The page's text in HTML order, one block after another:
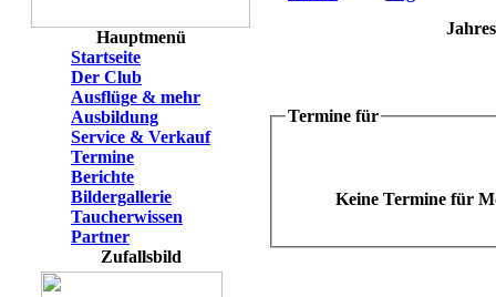
Hauptmenü
Startseite
Der Club
Ausflüge & mehr
Ausbildung
Service & Verkauf
Termine
Berichte
Bildergallerie
Taucherwissen
Partner
Zufallsbild
Termine für
Keine Termine für